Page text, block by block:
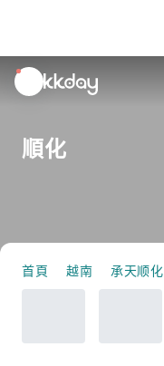
unread
notifications
順化
首頁 越南 承天顺化